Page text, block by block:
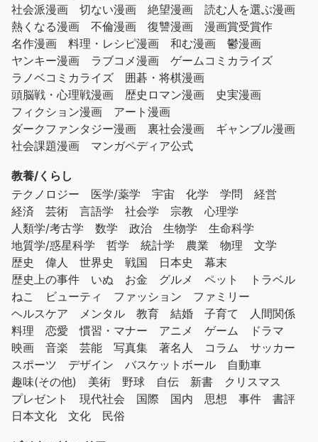
社会派漫画
切ない漫画 絶望漫画
読む人を選ぶ漫画
熱くなる漫画
不倫漫画 復讐漫画
漫画賞受賞作
名作漫画
料理・レシピ漫画 和む漫画
鬱漫画
ヤンキー漫画
ラブコメ漫画
ゲームコミカライズ
ラノベコミカライズ
囲碁・将棋漫画
頭脳戦・心理戦漫画
歴史ロマン漫画
史実漫画
フィクション漫画
アート漫画
ダークファンタジー漫画
裏社会漫画
ギャンブル漫画
社会課題漫画
マンガペディア公式
教養/くらし
テクノロジー
医学/薬学 宇宙 化学 学問
経営
経済
芸術 言語学 社会学 宗教
心理学
人類学/考古学
数学 政治 生物学
生命科学
地質学/惑星科学
哲学 統計学 農業 物理
文学
歴史
偉人 世界史 戦国 日本史
幕末
歴史上の事件
いぬ お金 グルメ ペット
トラベル
ねこ
ビューティ ファッション
ファミリー
ヘルスケア
メンタル 教育 結婚 子育て
人間関係
料理
恋愛 慣習・マナー アニメ ゲーム
ドラマ
映画
音楽 芸能 写真集 著名人 コラム
サッカー
スポーツ
デザイン バスケットボール
自動車
趣味(その他)
美術 野球 自伝 新書
クリスマス
プレゼント
現代社会 国際 国内 思想 事件
書評
日本文化
文化 民俗